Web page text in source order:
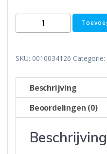
Vaillant
VP
45/2B
-
liter
aantal
SKU: 0010034126 Categorie:
Beschrijving
Beoordelingen (0)
Beschrijving